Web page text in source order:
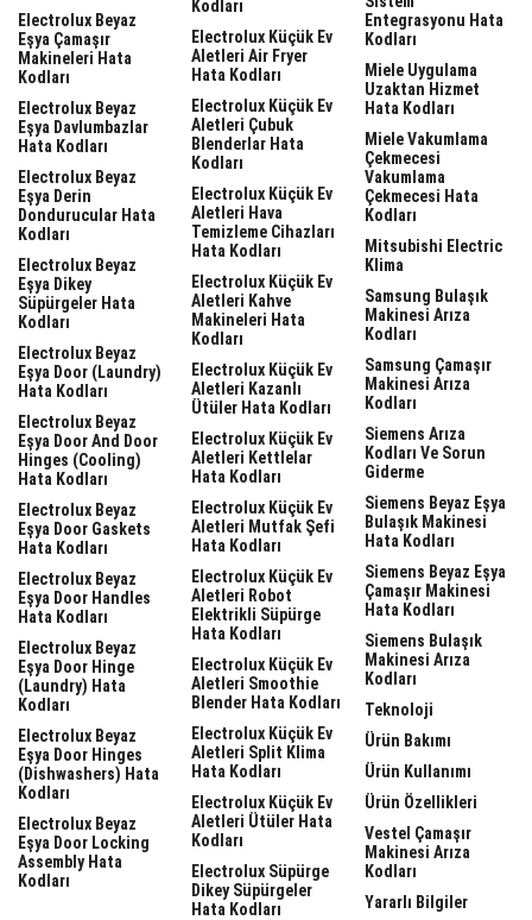
Electrolux Beyaz
Eşya Çamaşır
Makineleri Hata
Kodları
Electrolux Beyaz
Eşya Davlumbazlar
Hata Kodları
Electrolux Beyaz
Eşya Derin
Dondurucular Hata
Kodları
Electrolux Beyaz
Eşya Dikey
Süpürgeler Hata
Kodları
Electrolux Beyaz
Eşya Door (laundry)
Hata Kodları
Electrolux Beyaz
Eşya Door And Door
Hinges (cooling)
Hata Kodları
Electrolux Beyaz
Eşya Door Gaskets
Hata Kodları
Electrolux Beyaz
Eşya Door Handles
Hata Kodları
Electrolux Beyaz
Eşya Door Hinge
(laundry) Hata
Kodları
Electrolux Beyaz
Eşya Door Hinges
(dishwashers) Hata
Kodları
Electrolux Beyaz
Eşya Door Locking
Assembly Hata
Kodları
Kodları
Electrolux Küçük Ev
Aletleri Air Fryer
Hata Kodları
Electrolux Küçük Ev
Aletleri Çubuk
Blenderlar Hata
Kodları
Electrolux Küçük Ev
Aletleri Hava
Temizleme Cihazları
Hata Kodları
Electrolux Küçük Ev
Aletleri Kahve
Makineleri Hata
Kodları
Electrolux Küçük Ev
Aletleri Kazanlı
Ütüler Hata Kodları
Electrolux Küçük Ev
Aletleri Kettlelar
Hata Kodları
Electrolux Küçük Ev
Aletleri Mutfak Şefi
Hata Kodları
Electrolux Küçük Ev
Aletleri Robot
Elektrikli Süpürge
Hata Kodları
Electrolux Küçük Ev
Aletleri Smoothie
Blender Hata Kodları
Electrolux Küçük Ev
Aletleri Split Klima
Hata Kodları
Electrolux Küçük Ev
Aletleri Ütüler Hata
Kodları
Electrolux Süpürge
Dikey Süpürgeler
Hata Kodları
Entegrasyonu Hata
Kodları
Miele Uygulama
Uzaktan Hizmet
Hata Kodları
Miele Vakumlama
Çekmecesi
Vakumlama
Çekmecesi Hata
Kodları
Mitsubishi Electric
Klima
Samsung Bulaşık
Makinesi Arıza
Kodları
Samsung Çamaşır
Makinesi Arıza
Kodları
Siemens Arıza
Kodları Ve Sorun
Giderme
Siemens Beyaz Eşya
Bulaşık Makinesi
Hata Kodları
Siemens Beyaz Eşya
Çamaşır Makinesi
Hata Kodları
Siemens Bulaşık
Makinesi Arıza
Kodları
Teknoloji
Ürün Bakımı
Ürün Kullanımı
Ürün Özellikleri
Vestel Çamaşır
Makinesi Arıza
Kodları
Yararlı Bilgiler